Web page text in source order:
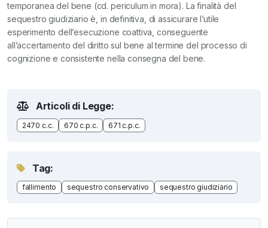
temporanea del bene (cd. periculum in mora). La finalità del
sequestro giudiziario è, in definitiva, di assicurare l’utile
esperimento dell’esecuzione coattiva, conseguente
all’accertamento del diritto sul bene al termine del processo di
cognizione e consistente nella consegna del bene.
Articoli di Legge:
2470 c.c. 670 c.p.c. 671 c.p.c.
Tag:
fallimento sequestro conservativo sequestro giudiziario